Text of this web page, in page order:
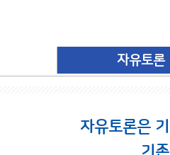
자유토론
자유토론은